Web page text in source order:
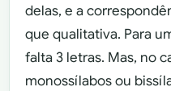
delas, e a
que qualitativa. Para
falta 3 letras. Mas, no
monossílabos ou